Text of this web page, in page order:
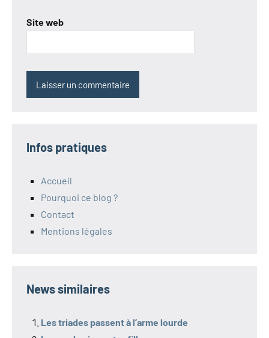
Site web
Infos pratiques
Accueil
Pourquoi ce blog ?
Contact
Mentions légales
News similaires
Les triades passent à l’arme lourde